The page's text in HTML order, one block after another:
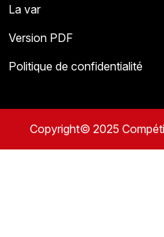
La var
Version PDF
Politique de confidentialité
Copyright© 2025